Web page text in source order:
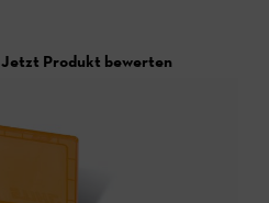
Jetzt Produkt bewerten